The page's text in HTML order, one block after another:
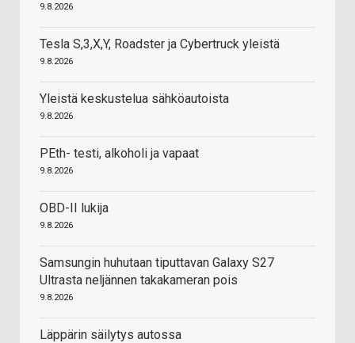
9.8.2026
Tesla S,3,X,Y, Roadster ja Cybertruck yleistä
9.8.2026
Yleistä keskustelua sähköautoista
9.8.2026
PEth- testi, alkoholi ja vapaat
9.8.2026
OBD-II lukija
9.8.2026
Samsungin huhutaan tiputtavan Galaxy S27
Ultrasta neljännen takakameran pois
9.8.2026
Läppärin säilytys autossa